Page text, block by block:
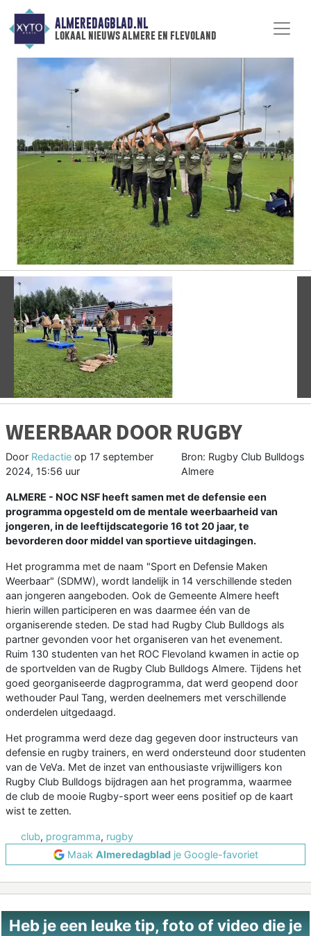
ALMEREDAGBLAD.NL
lokaal nieuws almere en flevoland
Vorige
WEERBAAR DOOR RUGBY
Door Redactie op 17 september
2024, 15:56 uur
Bron: Rugby Club Bulldogs
Almere
ALMERE - NOC NSF heeft samen met de defensie een
programma opgesteld om de mentale weerbaarheid van
jongeren, in de leeftijdscategorie 16 tot 20 jaar, te
bevorderen door middel van sportieve uitdagingen.
Het programma met de naam "Sport en Defensie Maken
Weerbaar" (SDMW), wordt landelijk in 14 verschillende steden
aan jongeren aangeboden. Ook de Gemeente Almere heeft
hierin willen participeren en was daarmee één van de
organiserende steden. De stad had Rugby Club Bulldogs als
partner gevonden voor het organiseren van het evenement.
Ruim 130 studenten van het ROC Flevoland kwamen in actie op
de sportvelden van de Rugby Club Bulldogs Almere. Tijdens het
goed georganiseerde dagprogramma, dat werd geopend door
wethouder Paul Tang, werden deelnemers met verschillende
onderdelen uitgedaagd.
Het programma werd deze dag gegeven door instructeurs van
defensie en rugby trainers, en werd ondersteund door studenten
van de VeVa. Met de inzet van enthousiaste vrijwilligers kon
Rugby Club Bulldogs bijdragen aan het programma, waarmee
de club de mooie Rugby-sport weer eens positief op de kaart
wist te zetten.
club, programma, rugby
Maak Almeredagbladje Google-favoriet
Heb je een leuke tip, foto of video die je